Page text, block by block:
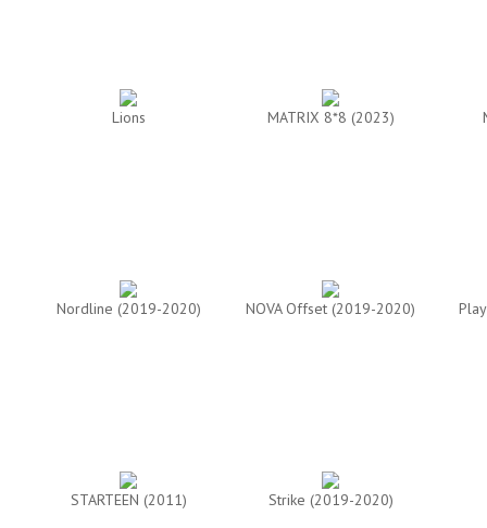
Lions MATRIX 8*8 (2023)
Nordline (2019-2020) NOVA Offset (2019-2020)
STARTEEN (2011) Strike (2019-2020)